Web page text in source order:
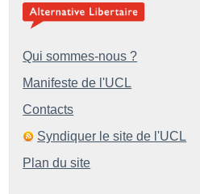
Qui sommes-nous ?
Manifeste de l'UCL
Contacts
Syndiquer le site de l'UCL
Plan du site